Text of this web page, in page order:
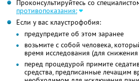
Проконсультируйтесь со
противопоказания:
Если у вас клаустрофобия:
предупредите об этом заранее
возьмите с собой человека,
время исследования (для снижения
перед процедурой примите
средства, предписанные лечащим